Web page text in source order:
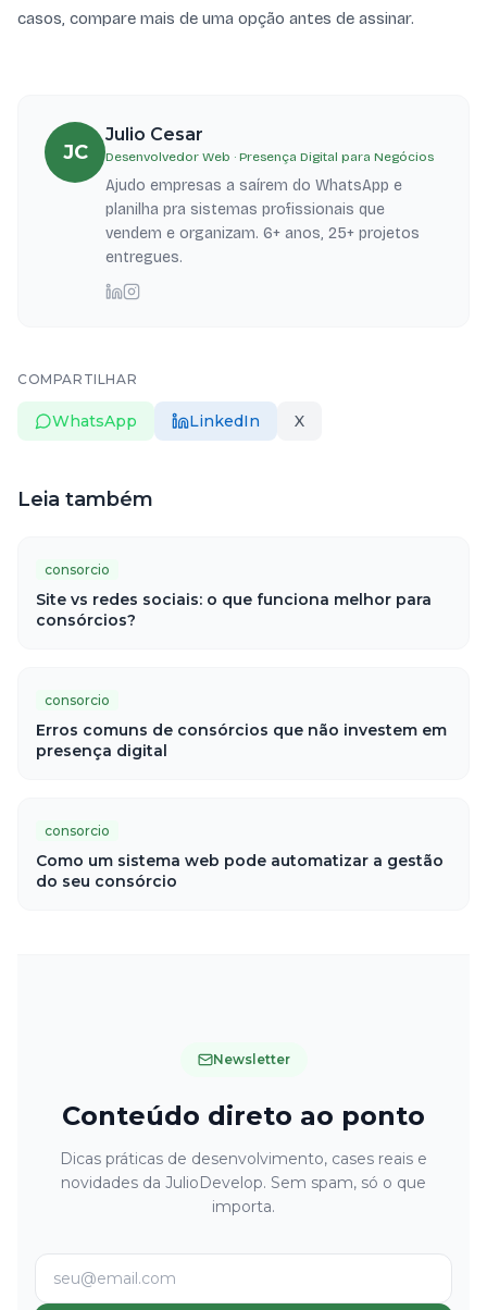
casos, compare mais de uma opção antes de assinar.
JC
Julio Cesar
Desenvolvedor Web · Presença Digital para Negócios
Ajudo empresas a saírem do WhatsApp e
planilha pra sistemas profissionais que
vendem e organizam. 6+ anos, 25+ projetos
entregues.
COMPARTILHAR
WhatsApp LinkedIn X
Leia também
consorcio
Site vs redes sociais: o que funciona melhor para
consórcios?
consorcio
Erros comuns de consórcios que não investem em
presença digital
consorcio
Como um sistema web pode automatizar a gestão
do seu consórcio
Newsletter
Conteúdo direto ao ponto
Dicas práticas de desenvolvimento, cases reais e
novidades da JulioDevelop. Sem spam, só o que
importa.